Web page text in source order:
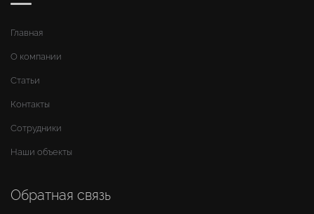
Главная
О компании
Статьи
Контакты
Сотрудники
Наши объекты
Обратная связь